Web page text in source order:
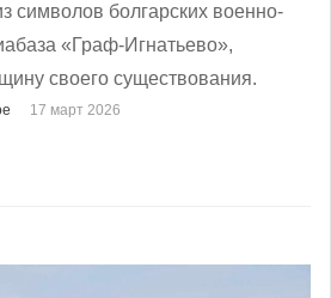
символов болгарских военно-
«Граф-Игнатьево»,
своего существования.
17 март 2026